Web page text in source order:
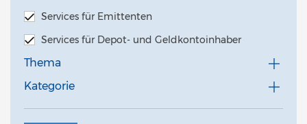
Services für Emittenten
Services für Depot- und Geldkontoinhaber
Thema
Kategorie